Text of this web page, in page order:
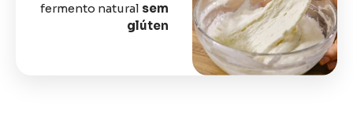
fermento natural sem
glúten